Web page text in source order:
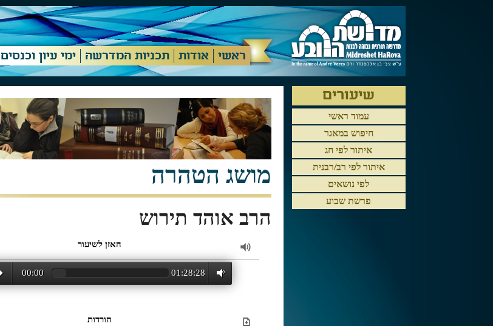
ראשי אודות תכניות המדרשה ימי עיון וכנסים
מושג הטהרה
הרב אוהד תירוש
2 האזן לשיעור
00:00 01:28:28
D הורדות
שיעורים
עמוד ראשי
חיפוש במאגר
איתור לפי חג
איתור לפי רב/רבנית
לפי נושאים
פרשת שבוע